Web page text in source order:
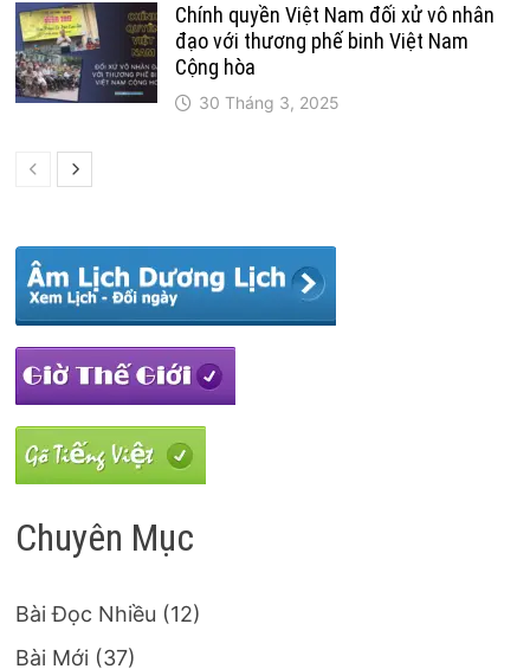
Chính quyền Việt Nam đối xử vô nhân
đạo với thương phế binh Việt Nam
Cộng hòa
30 Tháng 3, 2025
Chuyên Mục
Bài Đọc Nhiều (12)
Bài Mới (37)